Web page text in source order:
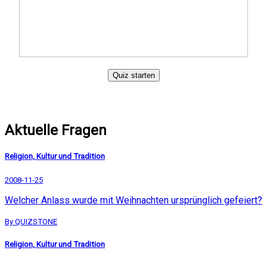
Quiz starten
Aktuelle Fragen
Religion, Kultur und Tradition
2008-11-25
Welcher Anlass wurde mit Weihnachten ursprünglich gefeiert?
By QUIZSTONE
Religion, Kultur und Tradition